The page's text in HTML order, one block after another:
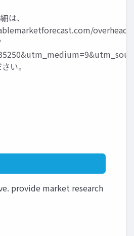
は、
overhead-
い。
provide market research